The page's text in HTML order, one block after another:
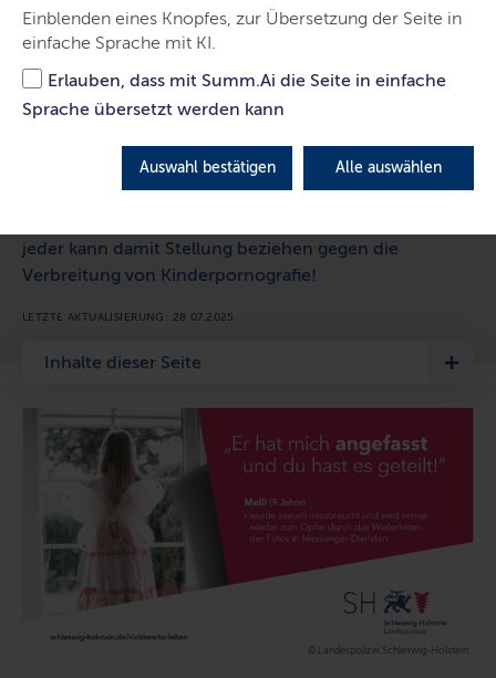
Einblenden eines Knopfes, zur Übersetzung der Seite in
einfache Sprache mit KI.
Erlauben, dass mit Summ.Ai die Seite in einfache
Sprache übersetzt werden kann
Auswahl bestätigen Alle auswählen
#nichtweiterleiten
Man darf nicht alles teilen, man muss NEIN
beziehen gegen die Verbreitung von
Kinderpornografie!
jeder kann damit Stellung beziehen gegen die
Verbreitung von Kinderpornografie!
LETZTE AKTUALISIERUNG: 28.07.2025
Inhalte dieser Seite
© Landespolizei Schleswig-Holstein